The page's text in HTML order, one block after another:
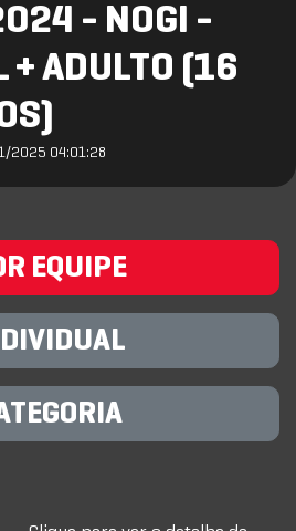
- NOGI -
+ ADULTO (16
2025 04:01:28
EQUIPE